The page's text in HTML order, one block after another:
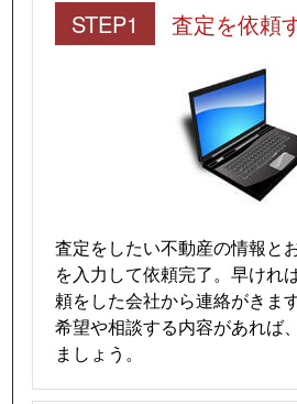
STEP1 査定を依頼
査定をしたい不動産の情報と
を入力して依頼完了。早けれ
頼をした会社から連絡がきます
希望や相談する内容があれば
ましょう。